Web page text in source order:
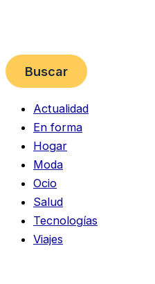
Buscar
Actualidad
En forma
Hogar
Moda
Ocio
Salud
Tecnologías
Viajes